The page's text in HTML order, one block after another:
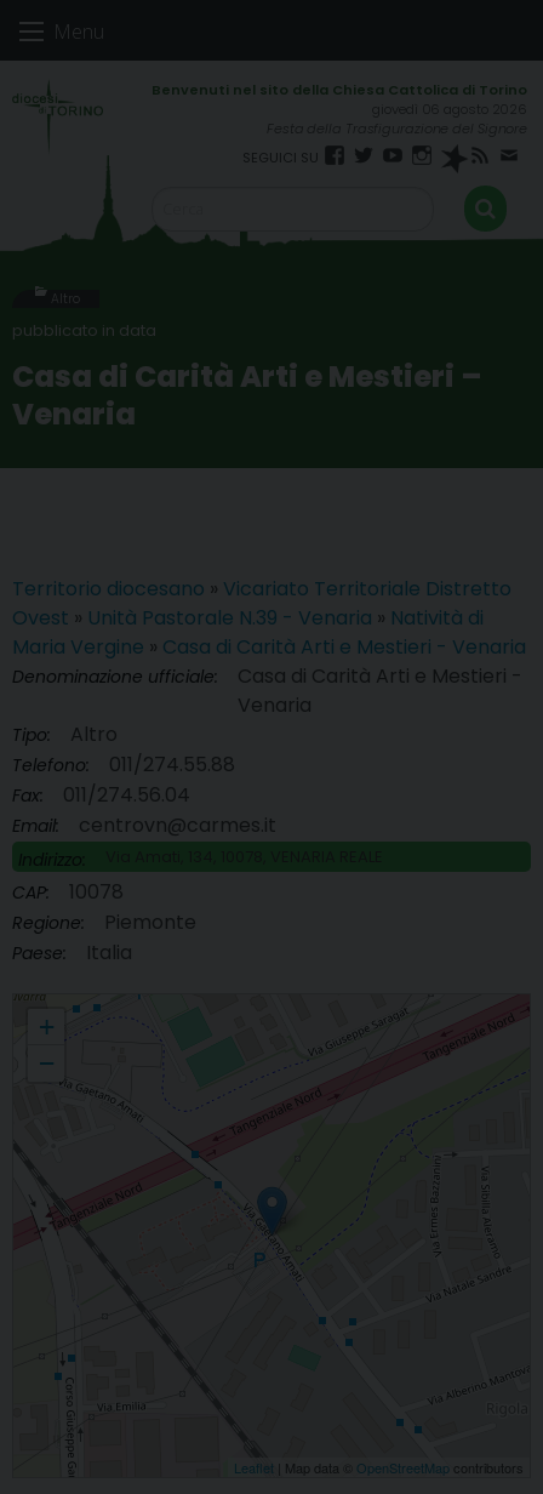
Menu
giovedì 06 agosto 2026
Festa della Trasfigurazione del Signore
Facebook
TwitterYouTube
Instagram
Spreaker
RSS
FEED
Altro
Casa di Carità Arti e Mestieri –
Venaria
Territorio diocesano » Vicariato Territoriale Distretto
Ovest » Unità Pastorale N.39 - Venaria » Natività di
Maria Vergine » Casa di Carità Arti e Mestieri - Venaria
Denominazione ufficiale:
Casa di Carità Arti e Mestieri -
Venaria
Tipo: Altro
Telefono: 011/274.55.88
Fax: 011/274.56.04
Email: centrovn@carmes.it
Indirizzo:
CAP: 10078
Regione: Piemonte
Paese: Italia
Casa di Carità Arti e Mestieri - Venaria
+
−
Leaflet | Map data © OpenStreetMap contributors